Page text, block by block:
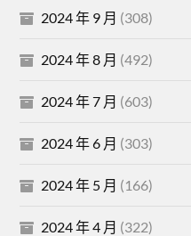
2024 年 9 月 (308)
2024 年 8 月 (492)
2024 年 7 月 (603)
2024 年 6 月 (303)
2024 年 5 月 (166)
2024 年 4 月 (322)